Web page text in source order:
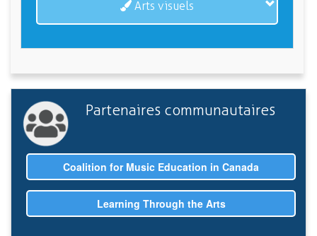
Arts visuels
Partenaires communautaires
Coalition for Music Education in Canada
Learning Through the Arts